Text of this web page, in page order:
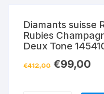
Diamants suisse
Rubies
Deux Tone
€412,00 €99,00